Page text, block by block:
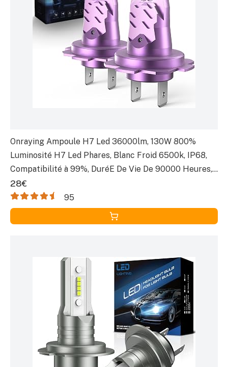
Onraying Ampoule H7 Led 36000lm, 130W 800%
Luminosité H7 Led Phares, Blanc Froid 6500k, IP68,
Compatibilité à 99%, DuréE De Vie De 90000 Heures,
Remplacement Des HalogèNes, Plug-N-Play, 2 Pièces
28€
95